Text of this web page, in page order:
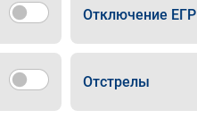
Отключение ЕГР
Отстрелы